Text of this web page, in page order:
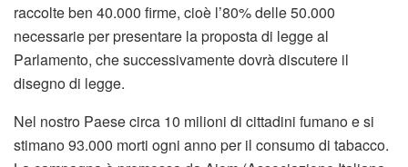
raccolte ben 40.000 firme, cioè l’80% delle 50.000
necessarie per presentare la proposta di legge al
Parlamento, che successivamente dovrà discutere il
disegno di legge.
Nel nostro Paese circa 10 milioni di cittadini fumano e si
stimano 93.000 morti ogni anno per il consumo di tabacco.